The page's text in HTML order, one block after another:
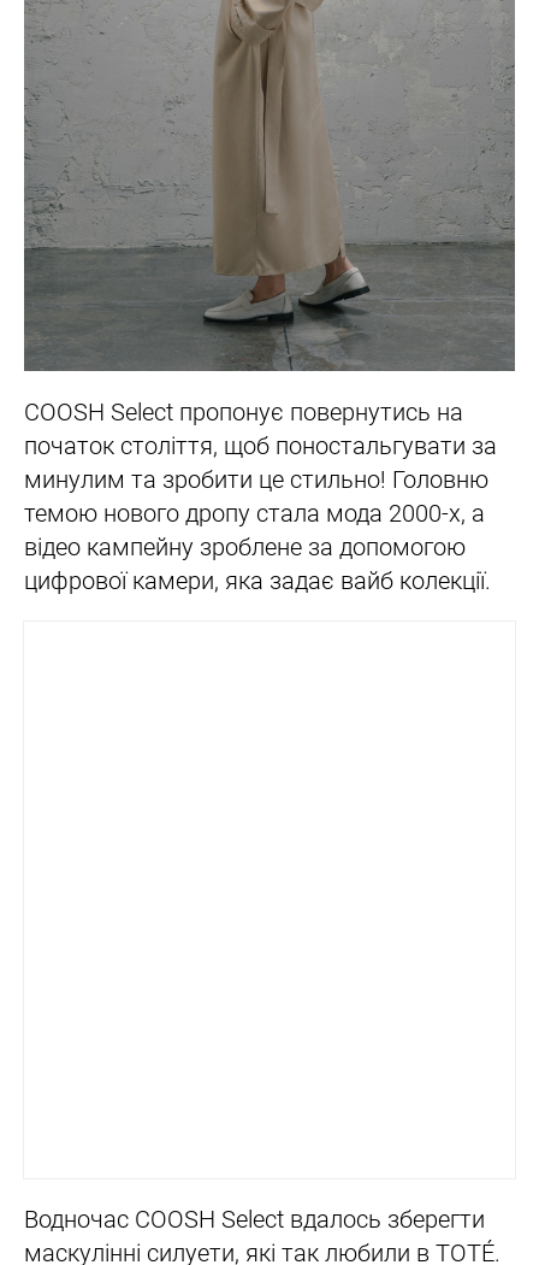
COOSH Select пропонує повернутись на
початок століття, щоб поностальгувати за
минулим та зробити це стильно! Головню
темою нового дропу стала мода 2000-х, а
відео кампейну зроблене за допомогою
цифрової камери, яка задає вайб колекції.
Водночас COOSH Select вдалось зберегти
маскулінні силуети, які так любили в ТОТÉ.